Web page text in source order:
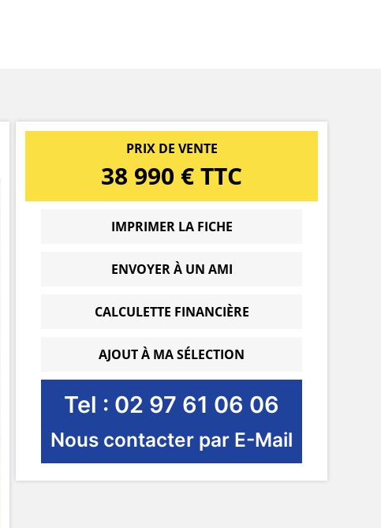
PRIX DE VENTE
38 990 € TTC
IMPRIMER LA FICHE
ENVOYER À UN AMI
CALCULETTE FINANCIÈRE
AJOUT À MA SÉLECTION
Tel : 02 97 61 06 06
Nous contacter par E-Mail